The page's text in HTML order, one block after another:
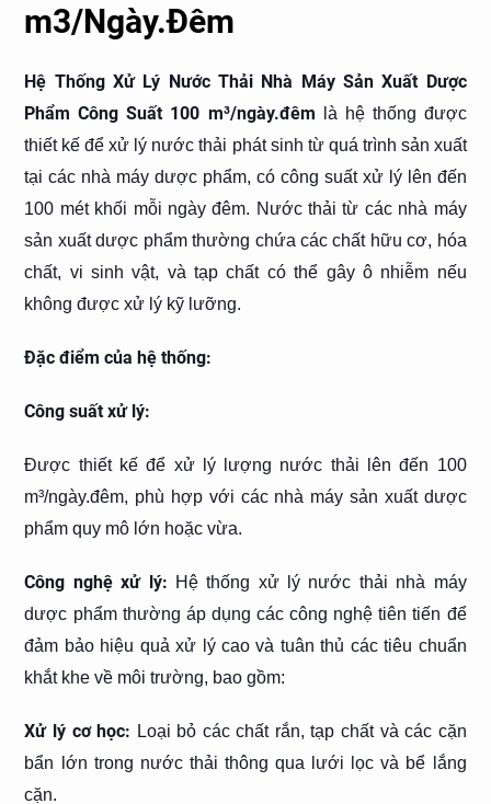
m3/Ngày.Đêm
Hệ Thống Xử Lý Nước Thải Nhà Máy Sản Xuất Dược
Phẩm Công Suất 100 m³/ngày.đêm là hệ thống được
thiết kế để xử lý nước thải phát sinh từ quá trình sản xuất
tại các nhà máy dược phẩm, có công suất xử lý lên đến
100 mét khối mỗi ngày đêm. Nước thải từ các nhà máy
sản xuất dược phẩm thường chứa các chất hữu cơ, hóa
chất, vi sinh vật, và tạp chất có thể gây ô nhiễm nếu
không được xử lý kỹ lưỡng.
Đặc điểm của hệ thống:
Công suất xử lý:
Được thiết kế để xử lý lượng nước thải lên đến 100
m³/ngày.đêm, phù hợp với các nhà máy sản xuất dược
phẩm quy mô lớn hoặc vừa.
Công nghệ xử lý: Hệ thống xử lý nước thải nhà máy
dược phẩm thường áp dụng các công nghệ tiên tiến để
đảm bảo hiệu quả xử lý cao và tuân thủ các tiêu chuẩn
khắt khe về môi trường, bao gồm:
Xử lý cơ học: Loại bỏ các chất rắn, tạp chất và các cặn
bẩn lớn trong nước thải thông qua lưới lọc và bể lắng
cặn.